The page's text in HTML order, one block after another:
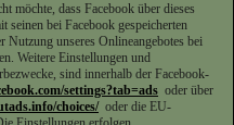
möchte, dass Facebook über dieses
seinen bei Facebook gespeicherten
unseres Onlineangebotes bei
Weitere Einstellungen und
sind innerhalb der Facebook-
settings?tab=ads oder über
choices/oder die EU-